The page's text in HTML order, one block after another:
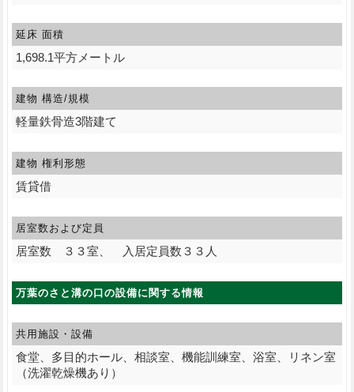
延床 面積
1,698.1平方メートル
建物 構造/規模
軽量鉄骨造3階建て
建物 権利形態
賃貸借
居室数および定員
居室数 ３３室、 入居定員数３３人
万葉のさと溝の口の設備に関する情報
共用施設・設備
食堂、多目的ホール、相談室、機能訓練室、浴室、リネン室
（洗濯乾燥機あり）